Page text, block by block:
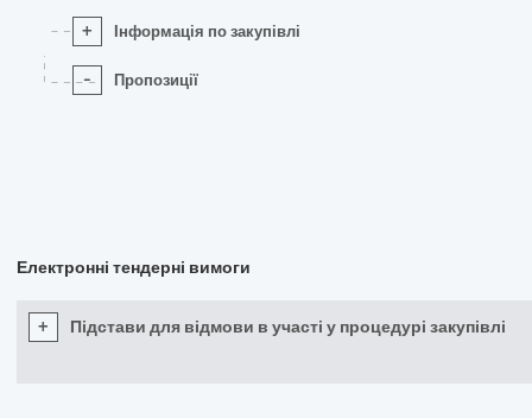
+ Інформація по закупівлі
- Пропозиції
Електронні тендерні вимоги
+ Підстави для відмови в участі у процедурі закупівлі